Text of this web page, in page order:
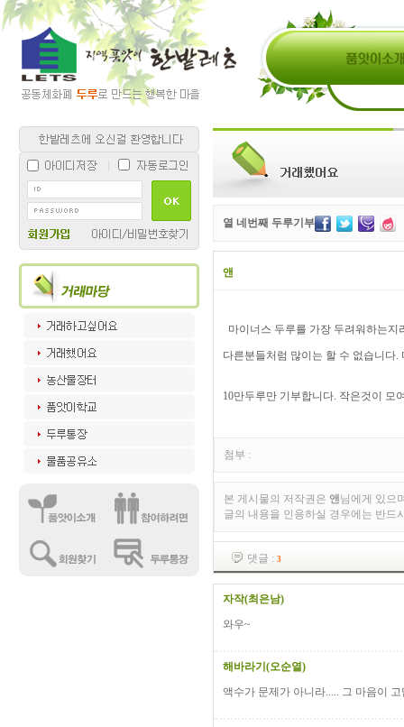
열 네번째 두루기부
앤
마이너스 두루를 가장 두려워하는지
다른분들처럼 많이는 할 수 없습니다
10만두루만 기부합니다. 작은것이 모
첨부 :
본 게시물의 저작권은 앤님에게 있으
글의 내용을 인용하실 경우에는 반드
댓글 : 3
자작(최은남)
와우~
해바라기(오순열)
액수가 문제가 아니라..... 그 마음이